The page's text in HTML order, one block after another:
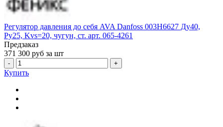
Регулятор давления до себя AVA Danfoss 003H6627 Ду40,
Ру25, Kvs=20, чугун, ст. арт. 065-4261
Предзаказ
371 300 руб за шт
- +
Купить